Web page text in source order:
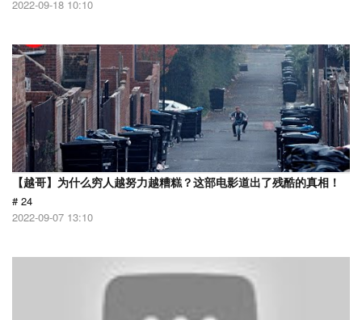
2022-09-18 10:10
【越哥】为什么穷人越努力越糟糕？这部电影道出了残酷的真相！
# 24
2022-09-07 13:10